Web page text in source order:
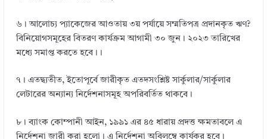
৬। আলােচ্য প্যাকেজের আওতায় ৩য় পর্যায়ে সম্মতিপত্র প্রদানকৃত ঋণ?
বিনিয়ােগসমূহের বিতরণ কার্যক্রম আগামী ৩০ জুন। ২০২৩ তারিখের
মধ্যে সমাপ্ত করতে হবে।।
৭। এতদ্ব্যতীত, ইতোপূর্বে জারীকৃত এতদসংশ্লিষ্ট সার্কুলার/সার্কুলার
লেটারের অন্যান্য নির্দেশনাসমূহ অপরিবর্তিত থাকবে।
৮। ব্যাংক কোম্পানী আইন, ১৯৯১ এর ৪৫ ধারায় প্রদত্ত ক্ষমতাবলে এ
নির্দেশনা জারী করা হলাে। এ নির্দেশনা অবিলম্বে কার্যকর হবে।